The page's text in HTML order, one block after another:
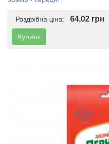
Роздрібна ціна: 64,02 грн
Купити